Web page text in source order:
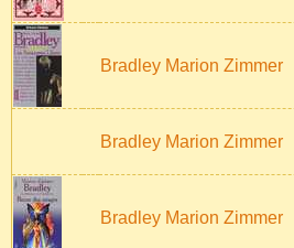
Bradley Marion Zimmer
Bradley Marion Zimmer
Bradley Marion Zimmer